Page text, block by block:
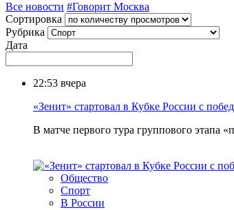
Все новости #Говорит Москва
Сортировка
Рубрика
Дата
22:53 вчера
«Зенит» стартовал в Кубке России с
В матче первого тура группового этапа
Общество
Спорт
В России